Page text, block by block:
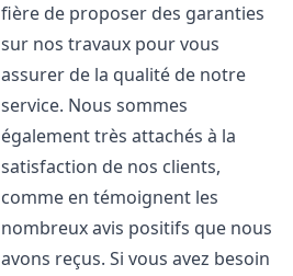
fière de proposer des garanties
sur nos travaux pour vous
assurer de la qualité de notre
service. Nous sommes
également très attachés à la
satisfaction de nos clients,
comme en témoignent les
nombreux avis positifs que nous
avons reçus. Si vous avez besoin